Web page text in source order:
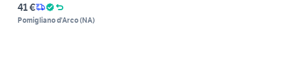
41 €
Pomigliano d'Arco(NA)